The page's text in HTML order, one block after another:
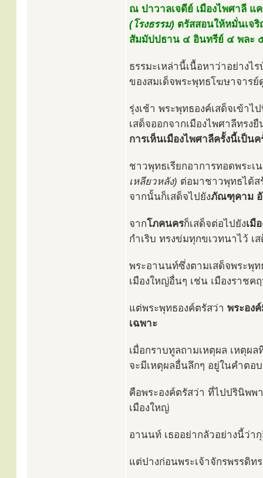
ณ ปาวาลเจดีย์ เมืองไพศาลี
(โรงธรรม) ตรัสสอนให้หมั่นเจ
สัมมัปปธาน ๔ อินทรีย์ ๔ พละ
ธรรมะเหล่านี้เนื้อหาว่าอย่าง
ของสมเด็จพระพุทธโฆษาจาร
รุ่งเช้า พระพุทธองค์เสด็จเข้
เสด็จออกจากเมืองไพศาลีทรง
การเห็นเมืองไพศาลีครั้งนี้เป็น
ชาวพุทธเรียกอาการทอดพระเ
เหลียวหลัง) ต่อมาชาวพุทธได้
จากนั้นก็เสด็จไปยังภัณฑุคาม อั
จากโภคนครก็เสด็จต่อไปยังเมื
กำเริบ ทรงข่มทุกขเวทนาไว้ เ
พระอานนท์ซึ่งตามเสด็จพระพุ
เมืองใหญ่อื่นๆ เช่น เมืองราชค
แต่พระพุทธองค์ตรัสว่า พระอง
เฉพาะ
เมื่อกราบทูลถามเหตุผล เหตุผ
จะมีเหตุผลอื่นลึกๆ อยู่ในคำตอ
คือพระองค์ตรัสว่า ที่ไปปรินิพพ
เมืองใหญ่
อานนท์ เธออย่ากลัวอย่างนี้ว่ากุ
แต่ปางก่อนพระเจ้าจักรพรรดิท